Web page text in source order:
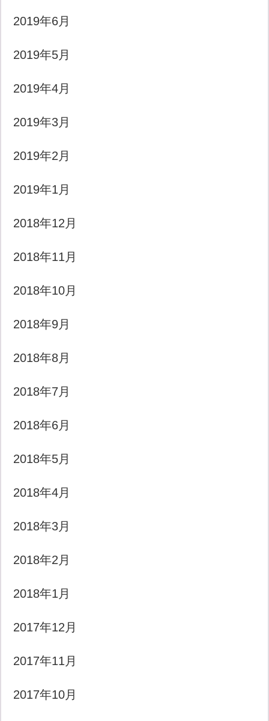
2019年6月
2019年5月
2019年4月
2019年3月
2019年2月
2019年1月
2018年12月
2018年11月
2018年10月
2018年9月
2018年8月
2018年7月
2018年6月
2018年5月
2018年4月
2018年3月
2018年2月
2018年1月
2017年12月
2017年11月
2017年10月